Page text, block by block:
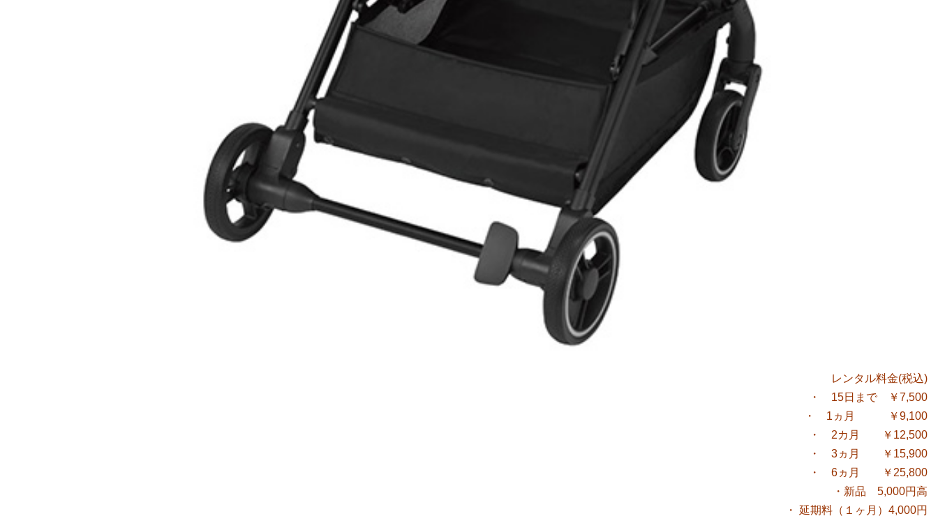
レンタル料金(税込)
・ 15日まで ￥7,500
・ 1ヵ月 ￥9,100
・ 2カ月 ￥12,500
・ 3ヵ月 ￥15,900
・ 6ヵ月 ￥25,800
・新品 5,000円高
・ 延期料（１ヶ月）4,000円